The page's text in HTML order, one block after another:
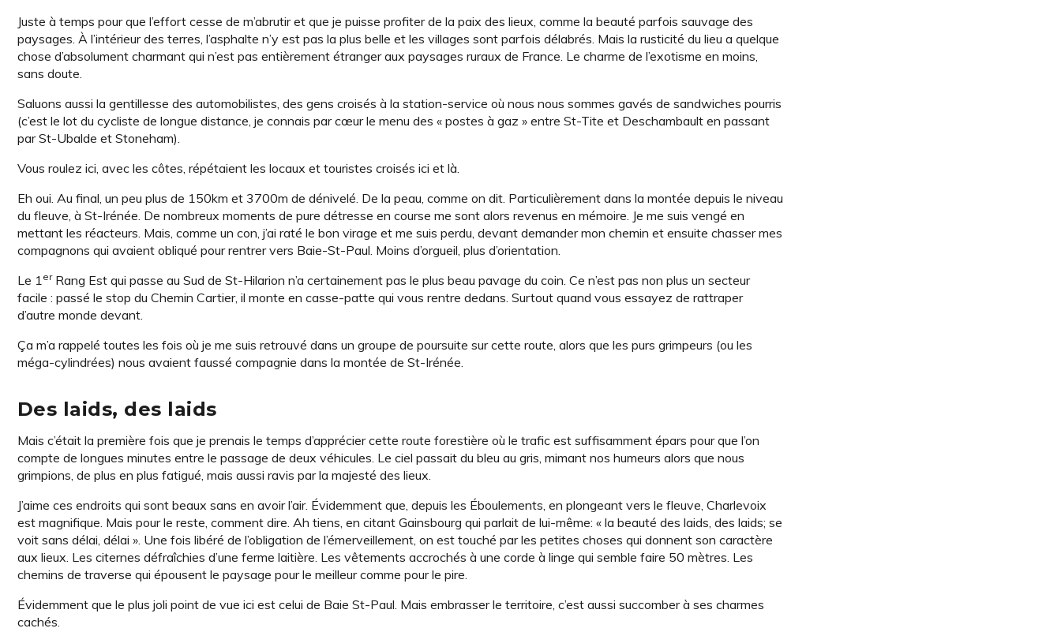
Juste à temps pour que l’effort cesse de m’abrutir et que je puisse profiter de la paix des lieux, comme la beauté parfois sauvage des
paysages. À l’intérieur des terres, l’asphalte n’y est pas la plus belle et les villages sont parfois délabrés. Mais la rusticité du lieu a quelque
chose d’absolument charmant qui n’est pas entièrement étranger aux paysages ruraux de France. Le charme de l’exotisme en moins,
sans doute.
Saluons aussi la gentillesse des automobilistes, des gens croisés à la station-service où nous nous sommes gavés de sandwiches pourris
(c’est le lot du cycliste de longue distance, je connais par cœur le menu des « postes à gaz » entre St-Tite et Deschambault en passant
par St-Ubalde et Stoneham).
Vous roulez ici, avec les côtes, répétaient les locaux et touristes croisés ici et là.
Eh oui. Au final, un peu plus de 150km et 3700m de dénivelé. De la peau, comme on dit. Particulièrement dans la montée depuis le niveau
du fleuve, à St-Irénée. De nombreux moments de pure détresse en course me sont alors revenus en mémoire. Je me suis vengé en
mettant les réacteurs. Mais, comme un con, j’ai raté le bon virage et me suis perdu, devant demander mon chemin et ensuite chasser mes
compagnons qui avaient obliqué pour rentrer vers Baie-St-Paul. Moins d’orgueil, plus d’orientation.
Le 1 erRang Est qui passe au Sud de St-Hilarion n’a certainement pas le plus beau pavage du coin. Ce n’est pas non plus un secteur
facile : passé le stop du Chemin Cartier, il monte en casse-patte qui vous rentre dedans. Surtout quand vous essayez de rattraper
d’autre monde devant.
Ça m’a rappelé toutes les fois où je me suis retrouvé dans un groupe de poursuite sur cette route, alors que les purs grimpeurs (ou les
méga-cylindrées) nous avaient faussé compagnie dans la montée de St-Irénée.
Des laids, des laids
Mais c’était la première fois que je prenais le temps d’apprécier cette route forestière où le trafic est suffisamment épars pour que l’on
compte de longues minutes entre le passage de deux véhicules. Le ciel passait du bleu au gris, mimant nos humeurs alors que nous
grimpions, de plus en plus fatigué, mais aussi ravis par la majesté des lieux.
J’aime ces endroits qui sont beaux sans en avoir l’air. Évidemment que, depuis les Éboulements, en plongeant vers le fleuve, Charlevoix
est magnifique. Mais pour le reste, comment dire. Ah tiens, en citant Gainsbourg qui parlait de lui-même: « la beauté des laids, des laids; se
voit sans délai, délai ». Une fois libéré de l’obligation de l’émerveillement, on est touché par les petites choses qui donnent son caractère
aux lieux. Les citernes défraîchies d’une ferme laitière. Les vêtements accrochés à une corde à linge qui semble faire 50 mètres. Les
chemins de traverse qui épousent le paysage pour le meilleur comme pour le pire.
Évidemment que le plus joli point de vue ici est celui de Baie St-Paul. Mais embrasser le territoire, c’est aussi succomber à ses charmes
cachés.